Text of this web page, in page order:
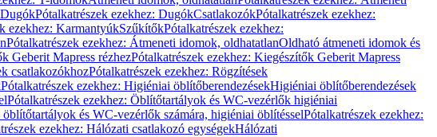
DugókPótalkatrészek ezekhez: DugókCsatlakozókPótalkatrészek ezekhez:
ezekhez: KarmantyúkSzűkítőkPótalkatrészek ezekhez:
Pótalkatrészek ezekhez: Átmeneti idomok, oldhatatlanOldható átmeneti idomok és
Geberit Mapress rézhezPótalkatrészek ezekhez: Kiegészítők Geberit Mapress
csatlakozókhozPótalkatrészek ezekhez: Rögzítések
Pótalkatrészek ezekhez: Higiéniai öblítőberendezésekHigiéniai öblítőberendezések
Pótalkatrészek ezekhez: Öblítőtartályok és WC-vezérlők higiéniai
és WC-vezérlők számára, higiéniai öblítésselPótalkatrészek ezekhez:
ezekhez: Hálózati csatlakozó egységekHálózati